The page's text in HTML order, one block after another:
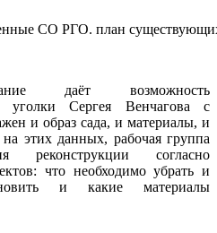
СО РГО. план
даёт возможность
уголки Сергея Венчагова с
и образ сада, и материалы, и
этих данных, рабочая группа
реконструкции согласно
что необходимо убрать и
и какие материалы